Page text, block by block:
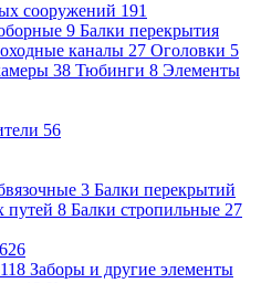
сооружений 191
9 Балки перекрытия
каналы 27 Оголовки 5
38 Тюбинги 8 Элементы
56
3 Балки перекрытий
путей 8 Балки стропильные 27
626
118 Заборы и другие элементы